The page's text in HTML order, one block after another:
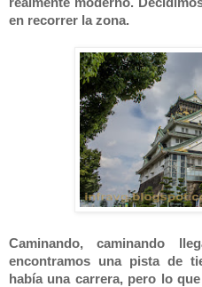
en recorrer la zona.
Caminando, caminando
encontramos una pista de
había una carrera, pero lo